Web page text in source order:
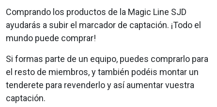
Comprando los productos de la Magic Line SJD
ayudarás a subir el marcador de captación. ¡Todo el
mundo puede comprar!
Si formas parte de un equipo, puedes comprarlo para
el resto de miembros, y también podéis montar un
tenderete para revenderlo y así aumentar vuestra
captación.